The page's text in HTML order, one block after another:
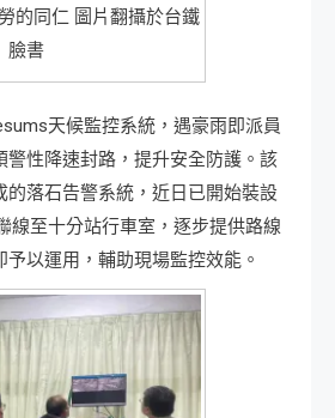
的同仁 圖片翻攝於台鐵
臉書
天候監控系統，遇豪雨即派員
警性降速封路，提升安全防護。該
的落石告警系統，近日已開始裝設
線至十分站行車室，逐步提供路線
以運用，輔助現場監控效能。